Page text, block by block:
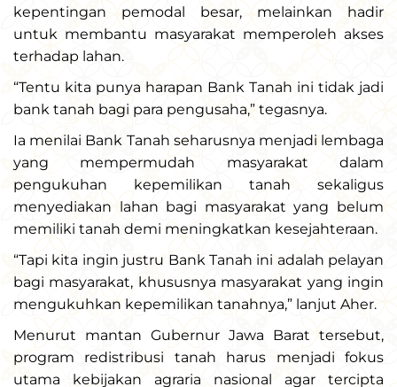
kepentingan pemodal besar, melainkan hadir
untuk membantu masyarakat memperoleh akses
terhadap lahan.
“Tentu kita punya harapan Bank Tanah ini tidak jadi
bank tanah bagi para pengusaha,” tegasnya.
Ia menilai Bank Tanah seharusnya menjadi lembaga
yang mempermudah masyarakat dalam
pengukuhan kepemilikan tanah sekaligus
menyediakan lahan bagi masyarakat yang belum
memiliki tanah demi meningkatkan kesejahteraan.
“Tapi kita ingin justru Bank Tanah ini adalah pelayan
bagi masyarakat, khususnya masyarakat yang ingin
mengukuhkan kepemilikan tanahnya,” lanjut Aher.
Menurut mantan Gubernur Jawa Barat tersebut,
program redistribusi tanah harus menjadi fokus
utama kebijakan agraria nasional agar tercipta